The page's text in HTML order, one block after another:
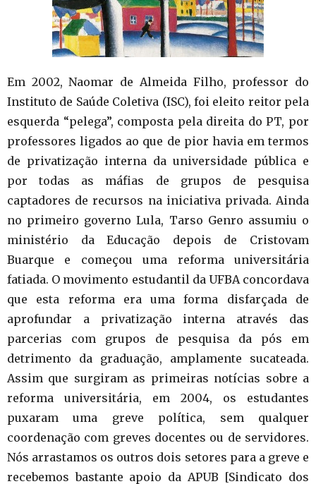
Em 2002, Naomar de Almeida Filho, professor do
Instituto de Saúde Coletiva (ISC), foi eleito reitor pela
esquerda “pelega”, composta pela direita do PT, por
professores ligados ao que de pior havia em termos
de privatização interna da universidade pública e
por todas as máfias de grupos de pesquisa
captadores de recursos na iniciativa privada. Ainda
no primeiro governo Lula, Tarso Genro assumiu o
ministério da Educação depois de Cristovam
Buarque e começou uma reforma universitária
fatiada. O movimento estudantil da UFBA concordava
que esta reforma era uma forma disfarçada de
aprofundar a privatização interna através das
parcerias com grupos de pesquisa da pós em
detrimento da graduação, amplamente sucateada.
Assim que surgiram as primeiras notícias sobre a
reforma universitária, em 2004, os estudantes
puxaram uma greve política, sem qualquer
coordenação com greves docentes ou de servidores.
Nós arrastamos os outros dois setores para a greve e
recebemos bastante apoio da APUB [Sindicato dos